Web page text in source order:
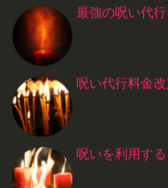
最強の呪い代行
呪い代行料金
呪いを利用す